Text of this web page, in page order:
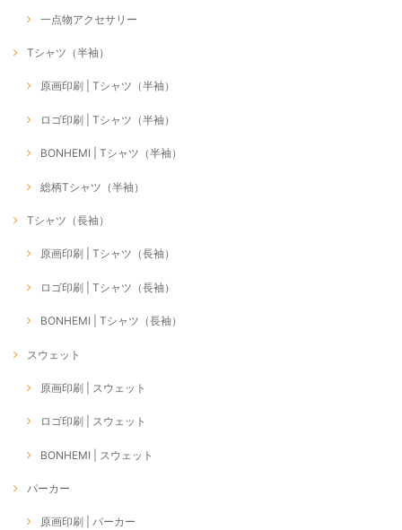
一点物アクセサリー
Tシャツ（半袖）
原画印刷 | Tシャツ（半袖）
ロゴ印刷 | Tシャツ（半袖）
BONHEMI | Tシャツ（半袖）
総柄Tシャツ（半袖）
Tシャツ（長袖）
原画印刷 | Tシャツ（長袖）
ロゴ印刷 | Tシャツ（長袖）
BONHEMI | Tシャツ（長袖）
スウェット
原画印刷 | スウェット
ロゴ印刷 | スウェット
BONHEMI | スウェット
パーカー
原画印刷 | パーカー